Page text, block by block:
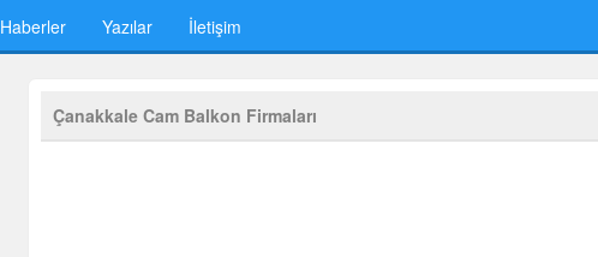
Haberler Yazılar İletişim
Çanakkale Cam Balkon Firmaları